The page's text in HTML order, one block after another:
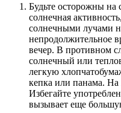
Будьте осторожны на
солнечная
солнечными лучами
непродолжительное
вечер. В противном
солнечный или
легкую
кепка или панама.
Избегайте
вызывает еще